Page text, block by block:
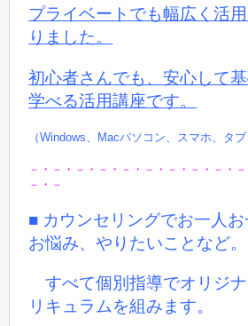
プライベートでも幅広く活
りました。
初心者さんでも、安心して
学べる活用講座です。
（Windows、Macパソコン、スマホ、タブ
－・－・－・－・－・－・－・－・－・
－・－
■ カウンセリングでお一人
お悩み、やりたいことなど。
すべて個別指導でオリジ
リキュラムを組みます。